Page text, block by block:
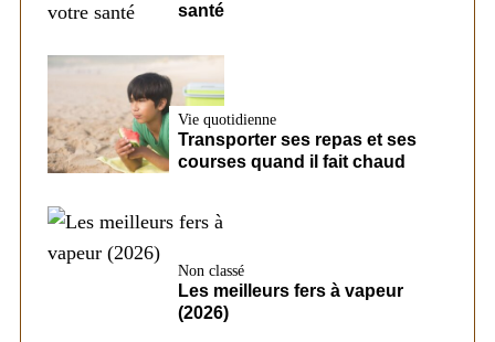
santé
Vie quotidienne
Transporter ses repas et ses
courses quand il fait chaud
Non classé
Les meilleurs fers à vapeur
(2026)